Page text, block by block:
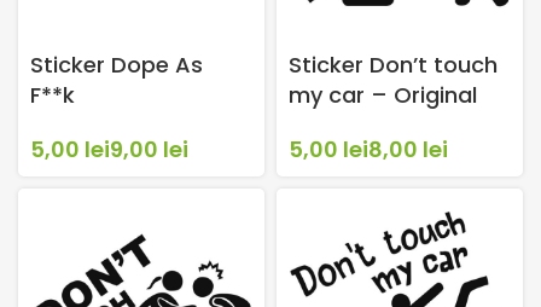
Sticker Dope As
F**k
lei
lei
Sticker Don’t touch
my car – Original
lei
lei